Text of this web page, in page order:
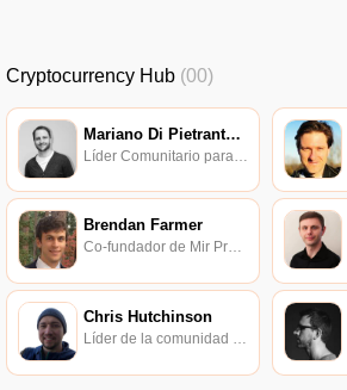
Cryptocurrency Hub (00)
Mariano Di Pietrantonio
Brendan Farmer
Co-fundador de Mir Protocol.
Chris Hutchinson
Líder de la comunidad de la Fundación Web3.